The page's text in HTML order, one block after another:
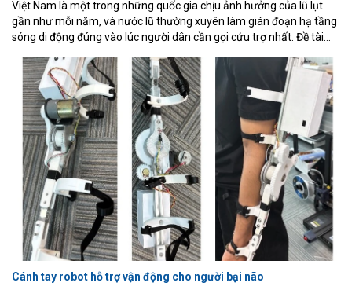
Việt Nam là một trong những quốc gia chịu ảnh hưởng của lũ lụt
gần như mỗi năm, và nước lũ thường xuyên làm gián đoạn hạ tầng
sóng di động đúng vào lúc người dân cần gọi cứu trợ nhất. Đề tài
thiết bị phát tín hiệu cấp cứu di động, chi phí thấp, dùng cho khu vực
không có sóng di động, gồm một bộ phát di động (ESP32-C3, GPS,
LoRa và nút SOS thủ công) gửi gói tin vị trí qua LoRa khi được kích
hoạt, một bộ thu đặt tại trạm cố định chuyển tiếp gói tin nhận được
qua Wi-Fi tới backend Express.js/SQLite, và một trang web hiển thị
trực quan giúp đội cứu hộ theo dõi trạng thái từng thiết bị theo thời
gian thực.
Cánh tay robot hỗ trợ vận động cho người bại não